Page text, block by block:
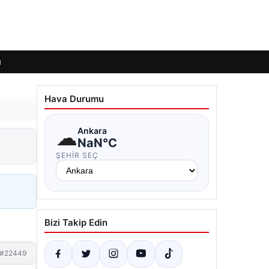
#22449
Hava Durumu
☁Ankara
NaN°C
ŞEHIR SEÇ
Bizi Takip Edin